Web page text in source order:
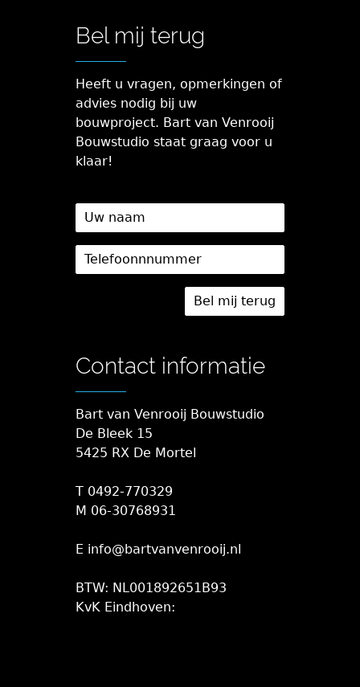
Bel mij terug
Heeft u vragen, opmerkingen of
advies nodig bij uw
bouwproject. Bart van Venrooij
Bouwstudio staat graag voor u
klaar!
Contact informatie
Bart van Venrooij Bouwstudio
De Bleek 15
5425 RX De Mortel
T 0492-770329
M 06-30768931
E info@bartvanvenrooij.nl
BTW: NL001892651B93
KvK Eindhoven: